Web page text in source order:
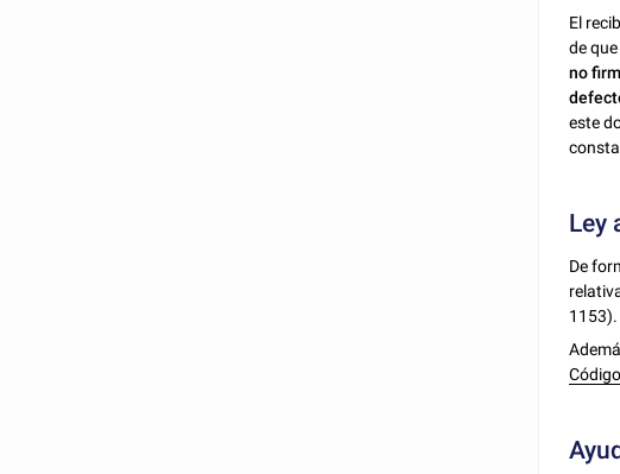
El
de
no
este
Ley
De
1153).